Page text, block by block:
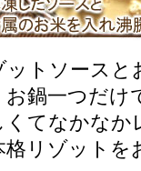
ットソース
お鍋一つだけ
くてなかなか
格リゾットを